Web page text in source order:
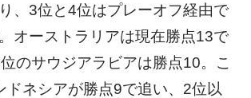
、3位と4位はプレーオフ経由で
オーストラリアは現在勝点13で
のサウジアラビアは勝点10。こ
ドネシアが勝点9で追い、2位以